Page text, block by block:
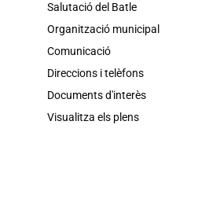
Salutació del Batle
Organització municipal
Comunicació
Direccions i telèfons
Documents d'interès
Visualitza els plens